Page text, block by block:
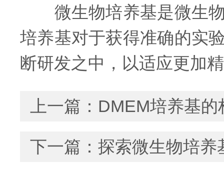
微生物培养基是微生物
培养基对于获得准确的实
断研发之中，以适应更加
上一篇： DMEM培养基
下一篇： 探索微生物培养